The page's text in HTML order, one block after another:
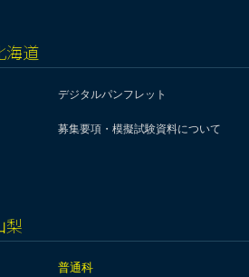
海道
デジタルパンフレット
募集要項・模擬試験資料について
梨
普通科